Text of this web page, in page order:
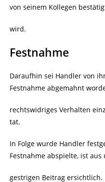
von seinem Kollegen
wird.
Festnahme
Daraufhin sei Handler von
Festnahme abgemahnt
rechtswidriges Verhalten
tat.
In Folge wurde Handler
Festnahme abspielte, ist aus
gestrigen Beitrag ersichtlich.